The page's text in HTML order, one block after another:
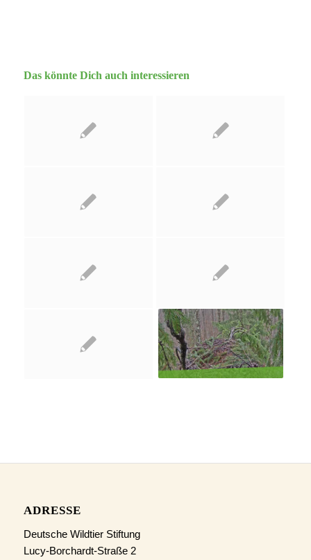
Das könnte Dich auch interessieren
ADRESSE
Deutsche Wildtier Stiftung
Lucy-Borchardt-Straße 2